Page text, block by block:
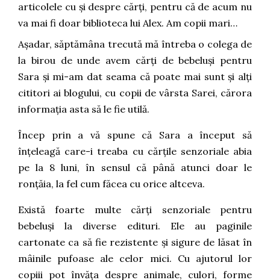
articolele cu și despre cărți, pentru că de acum nu
va mai fi doar biblioteca lui Alex. Am copii mari…
Așadar, săptămâna trecută mă întreba o colega de
la birou de unde avem cărți de bebeluși pentru
Sara și mi-am dat seama că poate mai sunt și alți
cititori ai blogului, cu copii de vârsta Sarei, cărora
informația asta să le fie utilă.
Încep prin a vă spune că Sara a început să
înțeleagă care-i treaba cu cărțile senzoriale abia
pe la 8 luni, în sensul că până atunci doar le
ronțăia, la fel cum făcea cu orice altceva.
Există foarte multe cărți senzoriale pentru
bebeluși la diverse edituri. Ele au paginile
cartonate ca să fie rezistente și sigure de lăsat în
mâinile pufoase ale celor mici. Cu ajutorul lor
copiii pot învăța despre animale, culori, forme